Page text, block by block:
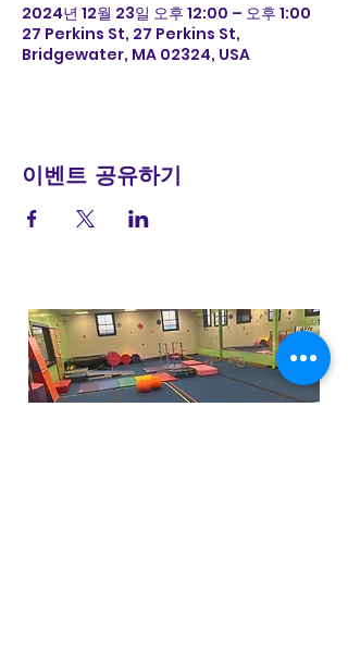
2024년 12월 23일 오후 12:00 – 오후 1:00
27 Perkins St, 27 Perkins St,
Bridgewater, MA 02324, USA
이벤트 공유하기